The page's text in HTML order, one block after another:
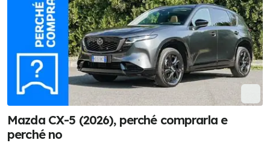
Mazda CX-5 (2026), perché comprarla e
perché no